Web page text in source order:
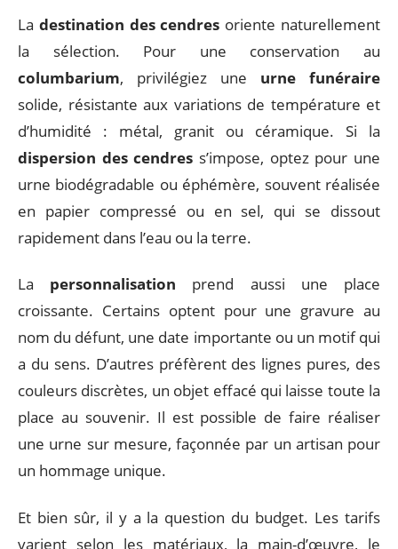
La destination des cendres oriente naturellement
la sélection. Pour une conservation au
columbarium, privilégiez une urne funéraire
solide, résistante aux variations de température et
d’humidité : métal, granit ou céramique. Si la
dispersion des cendres s’impose, optez pour une
urne biodégradable ou éphémère, souvent réalisée
en papier compressé ou en sel, qui se dissout
rapidement dans l’eau ou la terre.
La personnalisation prend aussi une place
croissante. Certains optent pour une gravure au
nom du défunt, une date importante ou un motif qui
a du sens. D’autres préfèrent des lignes pures, des
couleurs discrètes, un objet effacé qui laisse toute la
place au souvenir. Il est possible de faire réaliser
une urne sur mesure, façonnée par un artisan pour
un hommage unique.
Et bien sûr, il y a la question du budget. Les tarifs
varient selon les matériaux, la main-d’œuvre, le